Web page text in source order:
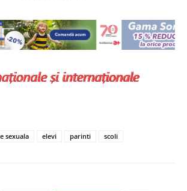
sexuala elevi parinti scoli